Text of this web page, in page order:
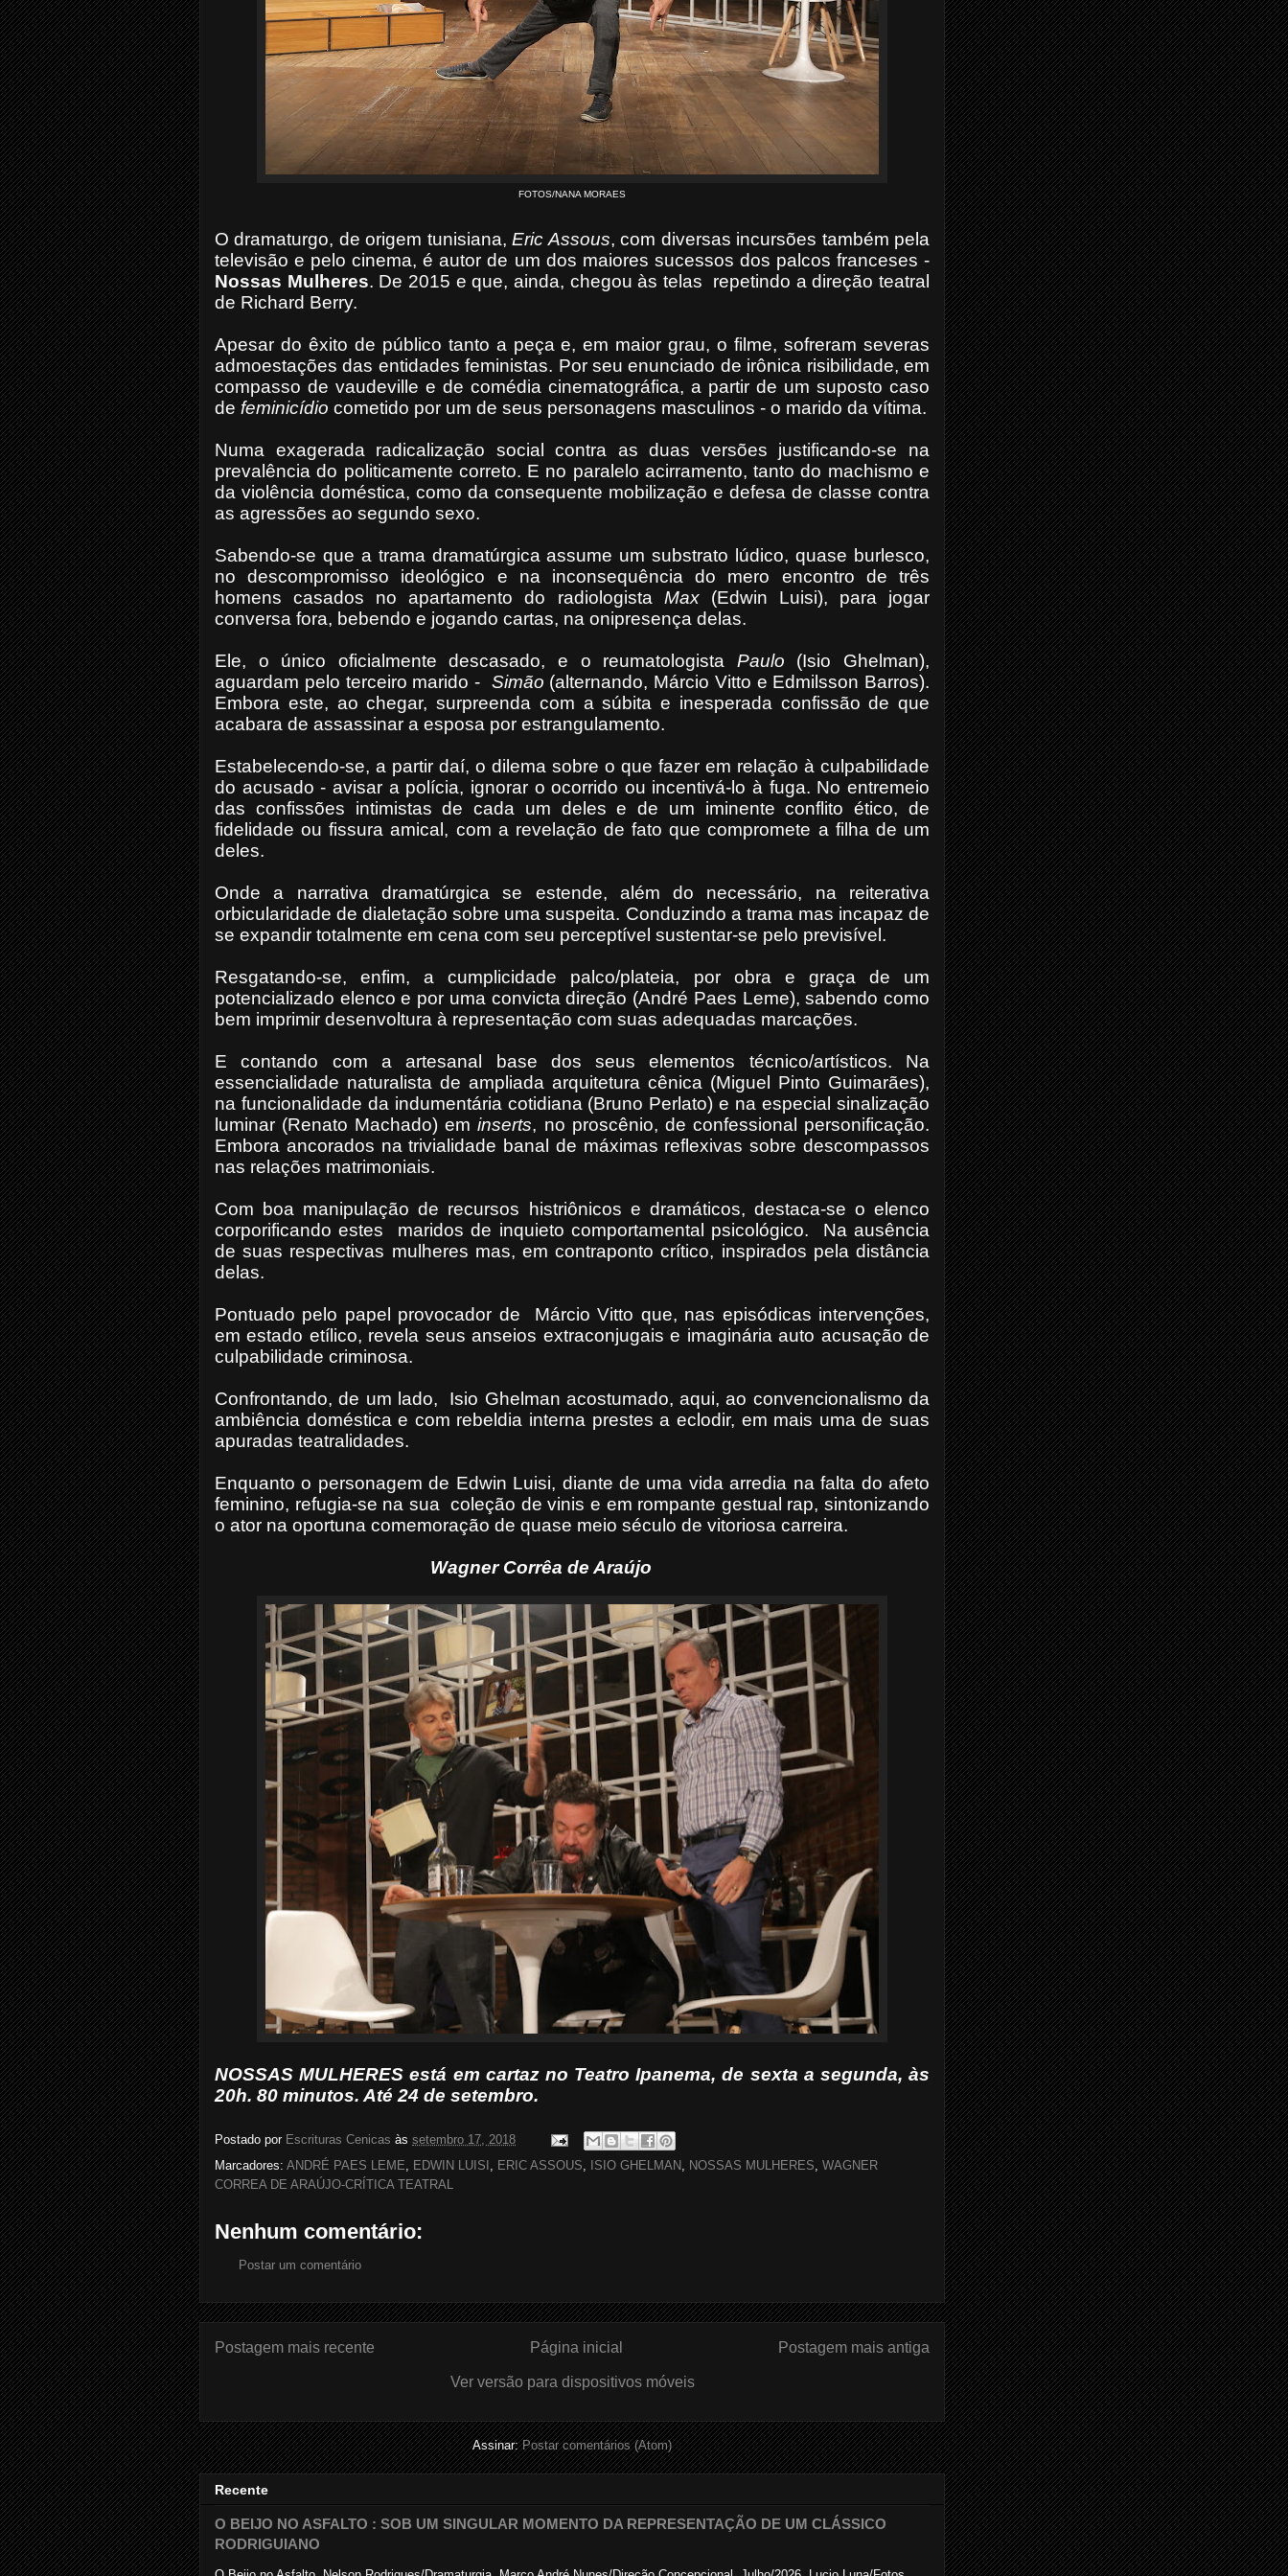
FOTOS/NANA MORAES
O dramaturgo, de origem tunisiana,Eric Assous, com diversas incursões também pela
televisão e pelo cinema, é autor de um dos maiores sucessos dos palcos franceses -
Nossas Mulheres. De 2015 e que, ainda, chegou às telas
repetindo a direção teatral
de Richard Berry.
Apesar do êxito de público tanto a peça e, em maior grau, o filme, sofreram severas
admoestações das entidades feministas. Por seu enunciado de irônica risibilidade, em
compasso de vaudeville e de comédia cinematográfica, a partir de um suposto caso
de feminicídio cometido por um de seus personagens masculinos - o marido da vítima.
Numa exagerada radicalização social contra as duas versões justificando-se na
prevalência do politicamente correto. E no paralelo acirramento, tanto do machismo e
da violência doméstica, como da consequente mobilização e defesa de classe contra
as agressões ao segundo sexo.
Sabendo-se que a trama dramatúrgica assume um substrato lúdico, quase burlesco,
no descompromisso ideológico e na inconsequência do mero encontro de três
homens casados no apartamento do radiologista Max(Edwin Luisi), para jogar
conversa fora, bebendo e jogando cartas, na onipresença delas.
Ele, o único oficialmente descasado, e o reumatologista Paulo (Isio Ghelman),
aguardam pelo terceiro marido - Simão (alternando, Márcio Vitto e Edmilsson Barros).
Embora este, ao chegar, surpreenda com a súbita e inesperada confissão de que
acabara de assassinar a esposa por estrangulamento.
Estabelecendo-se, a partir daí, o dilema sobre o que fazer em relação à culpabilidade
do acusado - avisar a polícia, ignorar o ocorrido ou incentivá-lo à fuga. No entremeio
das confissões intimistas de cada um deles e de um iminente conflito ético, de
fidelidade ou fissura amical, com a revelação de fato que compromete a filha de um
deles.
Onde a narrativa dramatúrgica se estende, além do necessário, na reiterativa
orbicularidade de dialetação sobre uma suspeita. Conduzindo a trama mas incapaz de
se expandir totalmente em cena com seu perceptível sustentar-se pelo previsível.
Resgatando-se, enfim, a cumplicidade palco/plateia, por obra e graça de um
potencializado elenco e por uma convicta direção (André Paes Leme), sabendo como
bem imprimir desenvoltura à representação com suas adequadas marcações.
E contando com a artesanal base dos seus elementos técnico/artísticos. Na
essencialidade naturalista de ampliada arquitetura cênica (Miguel Pinto Guimarães),
na funcionalidade da indumentária cotidiana (Bruno Perlato) e na especial sinalização
luminar (Renato Machado) eminserts, no proscênio, de confessional personificação.
Embora ancorados na trivialidade banal de máximas reflexivas sobre descompassos
nas relações matrimoniais.
Com boa manipulação de recursos histriônicos e dramáticos, destaca-se o elenco
corporificando estes
maridos de inquieto comportamental psicológico.
Na ausência
de suas respectivas mulheres mas, em contraponto crítico, inspirados pela distância
delas.
Pontuado pelo papel provocador de
Márcio Vitto que, nas episódicas intervenções,
em estado etílico, revela seus anseios extraconjugais e imaginária auto acusação de
culpabilidade criminosa.
Confrontando, de um lado,
Isio Ghelman acostumado, aqui, ao convencionalismo da
ambiência doméstica e com rebeldia interna prestes a eclodir, em mais uma de suas
apuradas teatralidades.
Enquanto o personagem de Edwin Luisi, diante de uma vida arredia na falta do afeto
feminino, refugia-se na sua coleção de vinis e em rompante gestual rap, sintonizando
o ator na oportuna comemoração de quase meio século de vitoriosa carreira.
Wagner Corrêa de Araújo
NOSSAS MULHERES está em cartaz no Teatro Ipanema, de sexta a segunda, às
20h. 80 minutos. Até 24 de setembro.
Postado por Escrituras Cenicas às setembro 17, 2018
Marcadores: ANDRÉ PAES LEME EDWIN LUISI ERIC ASSOUS ISIO GHELMAN NOSSAS MULHERES WAGNER
CORREA DE ARAÚJO-CRÍTICA TEATRAL
Nenhum comentário:
Postar um comentário
Postagem mais recente Postagem mais antiga
Página inicial
Ver versão para dispositivos móveis
Assinar:Postar comentários (Atom)
Recente
O BEIJO NO ASFALTO : SOB UM SINGULAR MOMENTO DA REPRESENTAÇÃO DE UM CLÁSSICO
RODRIGUIANO